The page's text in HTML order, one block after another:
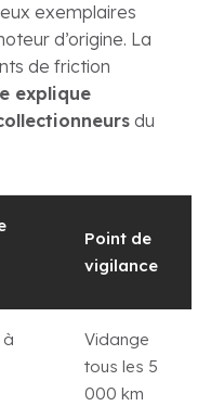
exemplaires
d’origine. La
de friction
explique
du
Point de
vigilance
Vidange
tous les 5
000 km